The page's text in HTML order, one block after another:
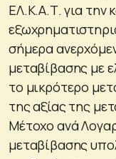
ΕΛ.Κ.Α.Τ. για την
σήμερα
μεταβίβασης με
το μικρότερο
της αξίας της
Μέτοχο ανά
μεταβίβασης